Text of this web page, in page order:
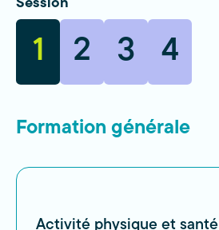
Session
1 2 3 4
Formation générale
Activité physique et santé